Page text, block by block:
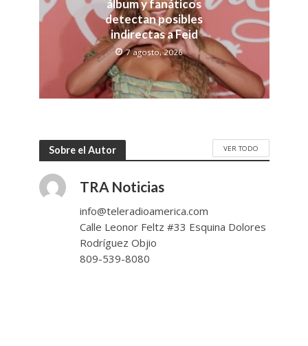
álbum y fanáticos
detectan posibles
indirectas a Feid
7 agosto, 2026
Sobre el Autor VER TODO
TRA Noticias
info@teleradioamerica.com
Calle Leonor Feltz #33 Esquina Dolores
Rodríguez Objio
809-539-8080